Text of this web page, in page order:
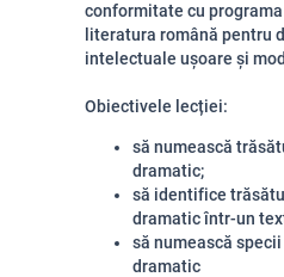
conformitate cu
literatura română pentru
intelectuale ușoare și
Obiectivele lecției:
să numească
dramatic;
să identifice
dramatic într-un
să numească
dramatic